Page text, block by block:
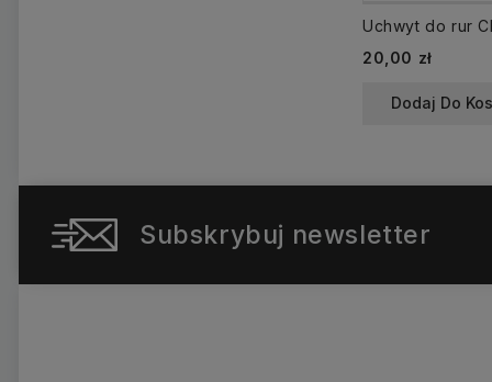
Cena
20,00 zł
Dodaj Do
Subskrybuj newsletter